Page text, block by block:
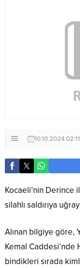
10.10.2024 02:11
Kocaeli’nin
silahlı saldırıya
Alınan bilgiye göre,
Kemal Caddesi’nde
bindikleri sırada